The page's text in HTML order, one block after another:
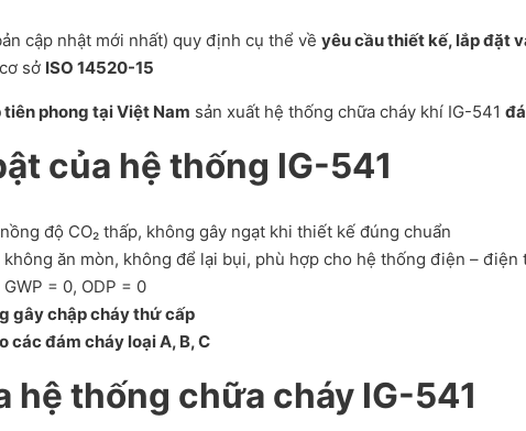
cập nhật mới nhất) quy định cụ thể về yêu cầu thiết kế, lắp đặt
sở ISO 14520-15
phong tại Việt Nam sản xuất hệ thống chữa cháy khí IG-541
của hệ thống IG-541
độ CO₂ thấp, không gây ngạt khi thiết kế đúng chuẩn
không ăn mòn, không để lại bụi, phù hợp cho hệ thống điện – điện
GWP = 0, ODP = 0
gây chập cháy thứ cấp
các đám cháy loại A, B, C
hệ thống chữa cháy IG-541